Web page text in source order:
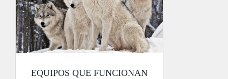
EQUIPOS QUE FUNCIONAN